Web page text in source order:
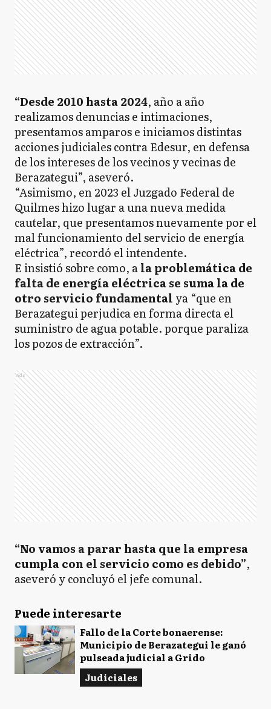
“Desde 2010 hasta 2024, año a año
realizamos denuncias e intimaciones,
presentamos amparos e iniciamos distintas
acciones judiciales contra Edesur, en defensa
de los intereses de los vecinos y vecinas de
Berazategui”, aseveró.
“Asimismo, en 2023 el Juzgado Federal de
Quilmes hizo lugar a una nueva medida
cautelar, que presentamos nuevamente por el
mal funcionamiento del servicio de energía
eléctrica”, recordó el intendente.
E insistió sobre como, ala problemática de
falta de energía eléctrica se suma la de
otro servicio fundamental ya “que en
Berazategui perjudica en forma directa el
suministro de agua potable. porque paraliza
los pozos de extracción”.
Ads
“No vamos a parar hasta que la empresa
cumpla con el servicio como es debido”,
aseveró y concluyó el jefe comunal.
Puede interesarte
Fallo de la Corte bonaerense:
Municipio de Berazategui le ganó
pulseada judicial a Grido
Judiciales